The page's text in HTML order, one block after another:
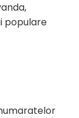
populare